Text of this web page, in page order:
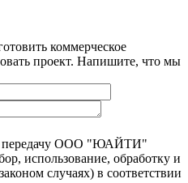
коммерческое
проект. Напишите, что мы
передачу ООО "ЮАЙТИ"
использование, обработку и
случаях) в соответствии